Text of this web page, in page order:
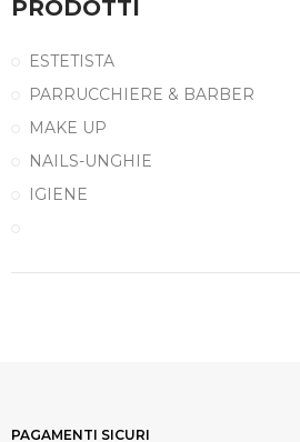
PRODOTTI
ESTETISTA
PARRUCCHIERE & BARBER
MAKE UP
NAILS-UNGHIE
IGIENE
PAGAMENTI SICURI